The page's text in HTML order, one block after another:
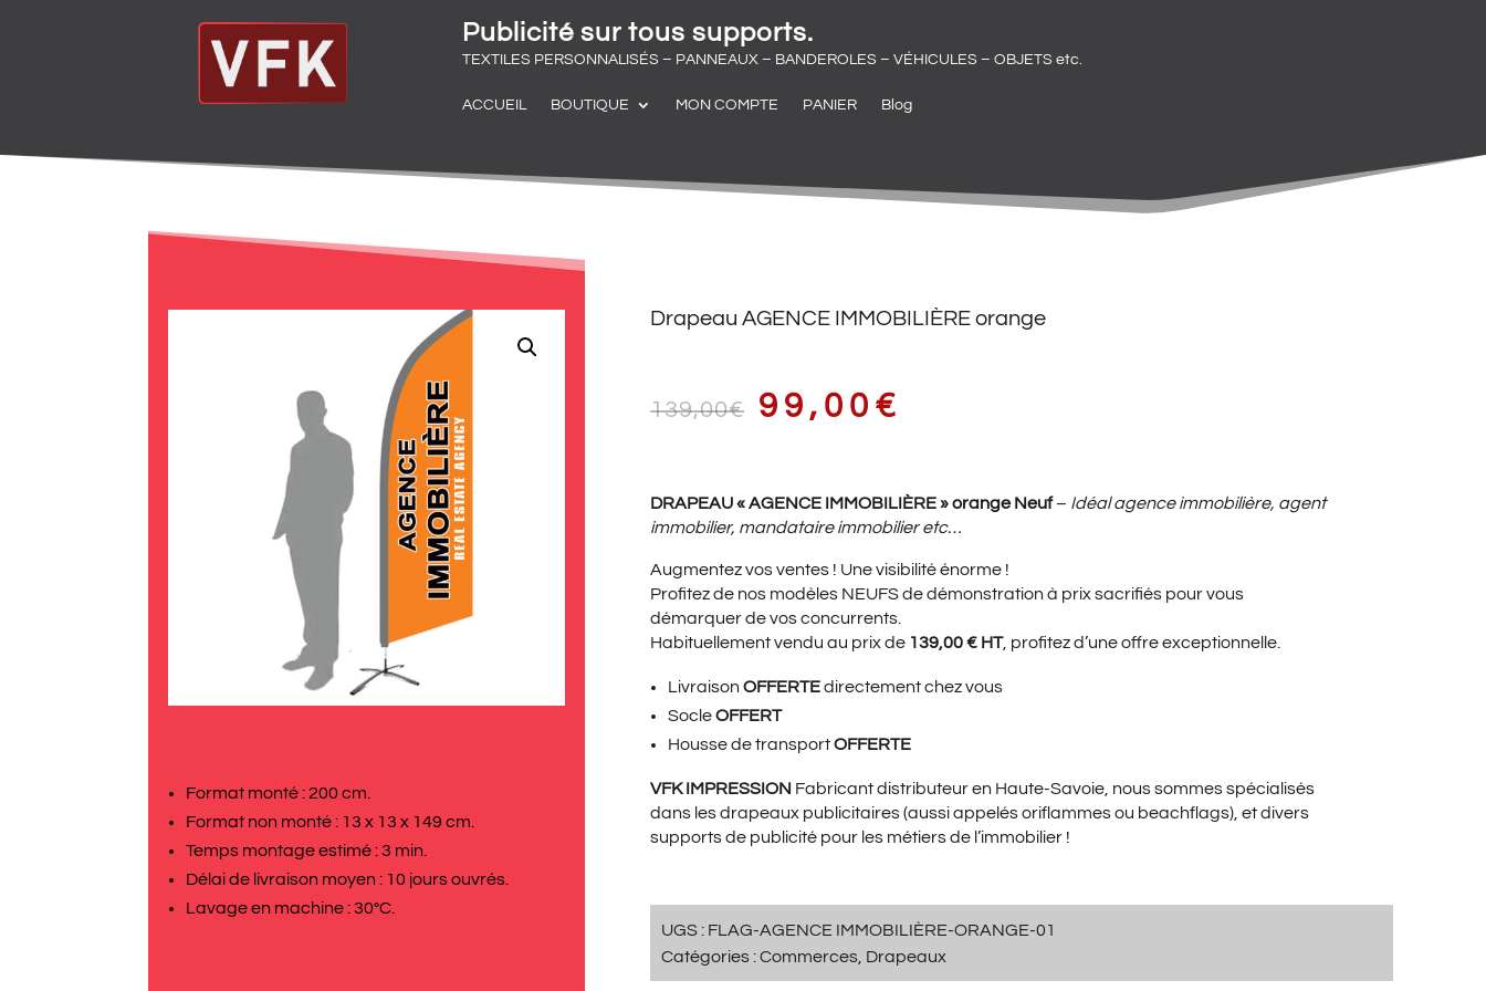
Publicité sur tous supports.
TEXTILES PERSONNALISÉS – PANNEAUX – BANDEROLES – VÉHICULES – OBJETS etc.
ACCUEIL BOUTIQUE MON COMPTE PANIER Blog
Format monté : 200 cm.
Format non monté : 13 x 13 x 149 cm.
Temps montage estimé : 3 min.
Délai de livraison moyen : 10 jours ouvrés.
Lavage en machine : 30°C.
Drapeau AGENCE IMMOBILIÈRE orange
139,00€ LE
PRIX
INITIAL
ÉTAIT :
139,00€.
99,00 €
PRIX
ACTUEL
EST :
99,00€.
DRAPEAU « AGENCE IMMOBILIÈRE » orange Neuf– Idéal agence immobilière, agent
immobilier, mandataire immobilier etc…
Augmentez vos ventes ! Une visibilité énorme !
Profitez de nos modèles NEUFS de démonstration à prix sacrifiés pour vous
démarquer de vos concurrents.
Habituellement vendu au prix de 139,00 € HT, profitez d’une offre exceptionnelle.
LivraisonOFFERTEdirectement chez vous
SocleOFFERT
Housse de transportOFFERTE
VFK IMPRESSION Fabricant distributeur en Haute-Savoie, nous sommes spécialisés
dans les drapeaux publicitaires (aussi appelés oriflammes ou beachflags), et divers
supports de publicité pour les métiers de l’immobilier !
UGS : FLAG-AGENCE IMMOBILIÈRE-ORANGE-01
Catégories :Commerces Drapeaux